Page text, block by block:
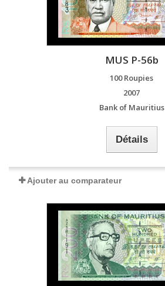
MUS P-56b
100 Roupies
2007
Bank of Mauritius
Détails
Ajouter au comparateur